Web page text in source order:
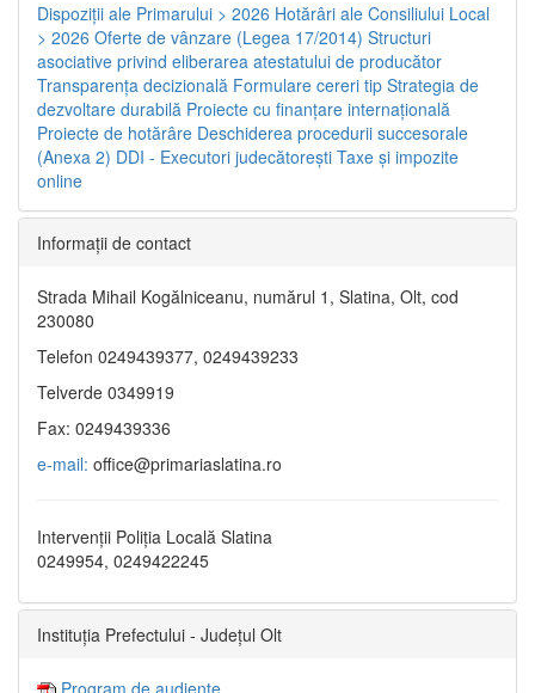
Dispoziţii ale Primarului > 2026 Hotărâri ale Consiliului Local
> 2026 Oferte de vânzare (Legea 17/2014) Structuri
asociative privind eliberarea atestatului de producător
Transparenţa decizională Formulare cereri tip Strategia de
dezvoltare durabilă Proiecte cu finanţare internaţională
Proiecte de hotărâre Deschiderea procedurii succesorale
(Anexa 2) DDI - Executori judecătorești Taxe şi impozite
online
Informaţii de contact
Strada Mihail Kogălniceanu, numărul 1, Slatina, Olt, cod
230080
Telefon 0249439377, 0249439233
Telverde 0349919
Fax: 0249439336
e-mail: office@primariaslatina.ro
Intervenții Poliția Locală Slatina
0249954, 0249422245
Instituția Prefectului - Județul Olt